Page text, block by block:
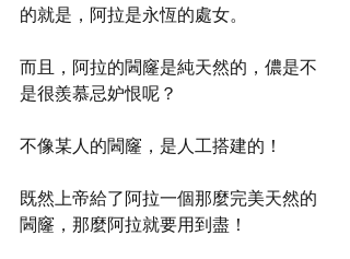
的就是，阿拉是永恆的處女。
而且，阿拉的閪窿是純天然的，儂是不
是很羨慕忌妒恨呢？
不像某人的閪窿，是人工搭建的！
既然上帝給了阿拉一個那麼完美天然的
閪窿，那麼阿拉就要用到盡！